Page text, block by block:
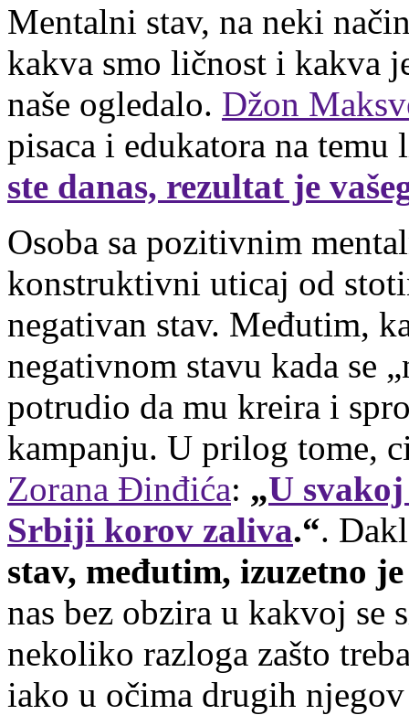
Mentalni stav, na neki
kakva smo ličnost i kakva
naše ogledalo. Džon
pisaca i edukatora na
ste danas, rezultat je
Osoba sa pozitivnim
konstruktivni uticaj od
negativan stav. Međutim,
negativnom stavu kada se
potrudio da mu kreira i
kampanju. U prilog tome,
Zorana Đinđića: „U
Srbiji korov zaliva.“.
stav, međutim, izuzetno
nas bez obzira u kakvoj se
nekoliko razloga zašto
iako u očima drugih